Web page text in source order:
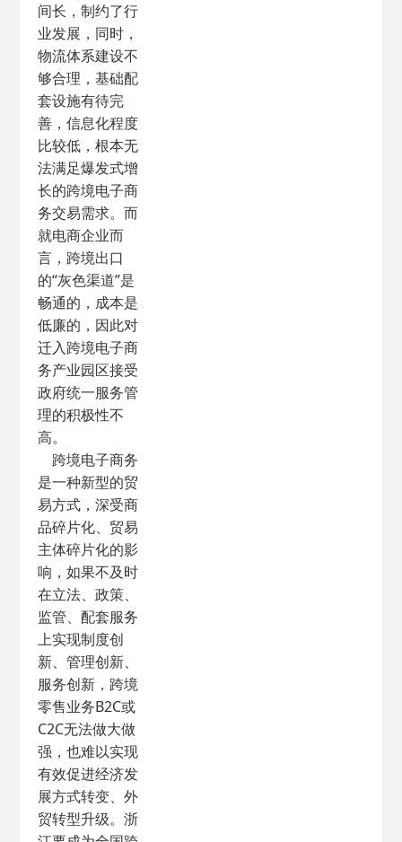
间长，制约了行
业发展，同时，
物流体系建设不
够合理，基础配
套设施有待完
善，信息化程度
比较低，根本无
法满足爆发式增
长的跨境电子商
务交易需求。而
就电商企业而
言，跨境出口
的“灰色渠道”是
畅通的，成本是
低廉的，因此对
迁入跨境电子商
务产业园区接受
政府统一服务管
理的积极性不
高。
跨境电子商务
是一种新型的贸
易方式，深受商
品碎片化、贸易
主体碎片化的影
响，如果不及时
在立法、政策、
监管、配套服务
上实现制度创
新、管理创新、
服务创新，跨境
零售业务B2C或
C2C无法做大做
强，也难以实现
有效促进经济发
展方式转变、外
贸转型升级。浙